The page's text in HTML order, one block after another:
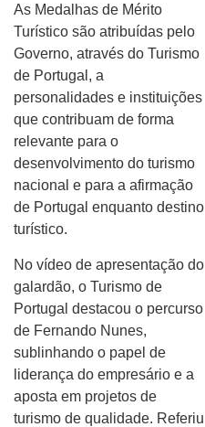
As Medalhas de Mérito
Turístico são atribuídas pelo
Governo, através do Turismo
de Portugal, a
personalidades e instituições
que contribuam de forma
relevante para o
desenvolvimento do turismo
nacional e para a afirmação
de Portugal enquanto destino
turístico.
No vídeo de apresentação do
galardão, o Turismo de
Portugal destacou o percurso
de Fernando Nunes,
sublinhando o papel de
liderança do empresário e a
aposta em projetos de
turismo de qualidade. Referiu